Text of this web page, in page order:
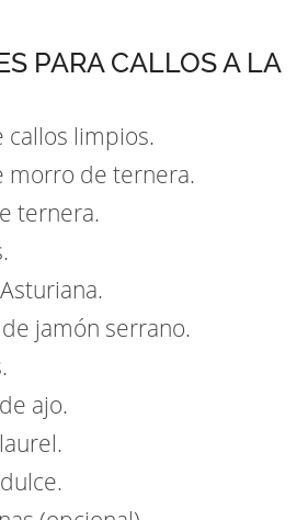
PARA CALLOS A LA
callos limpios.
morro de ternera.
ternera.
jamón serrano.
ajo.